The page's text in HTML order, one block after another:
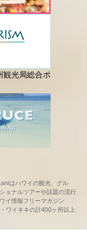
はハワイの観光、グル
ョナルツアーや話題の流行
イ情報フリーマガジン
ワイキキの計400ヶ所以上